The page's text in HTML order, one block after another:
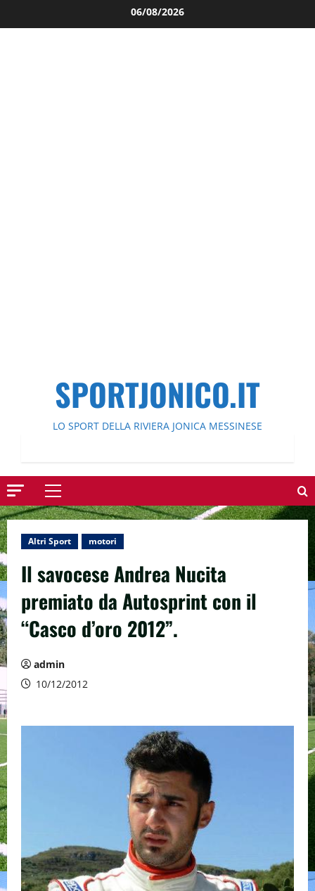
al
06/08/2026
SPORTJONICO.IT
LO SPORT DELLA RIVIERA JONICA MESSINESE
Menu
principale
Altri Sport motori
Il savocese Andrea Nucita
premiato da Autosprint con il
“Casco d’oro 2012”.
admin
10/12/2012